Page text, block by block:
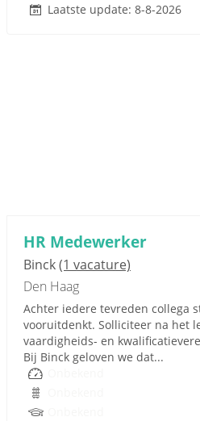
Laatste update: 8-8-2026
HR Medewerker
Binck(1 vacature)
Den Haag
Achter iedere tevreden collega
vooruitdenkt. Solliciteer na het
vaardigheids- en
Bij Binck geloven we dat...